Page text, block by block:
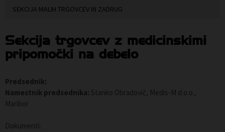
SEKCIJA MALIH TRGOVCEV IN ZADRUG
Sekcija trgovcev z medicinskimi
pripomočki na debelo
Predsednik:
Namestnik predsednika: Stanko Obradovič, Medis-M d.o.o.,
Maribor
Dokumenti: